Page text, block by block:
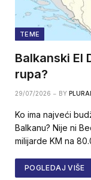
TEME
Balkanski El
rupa?
29/07/2026 BY
Ko ima najveći
Balkanu? Nije ni
milijarde KM na
POGLEDAJ VIŠE